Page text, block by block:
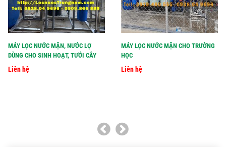
MÁY LỌC NƯỚC MẶN, NƯỚC LỢ
DÙNG CHO SINH HOẠT, TƯỚI CÂY
Liên hệ
MÁY LỌC NƯỚC MẶN CHO TRƯỜNG
HỌC
Liên hệ